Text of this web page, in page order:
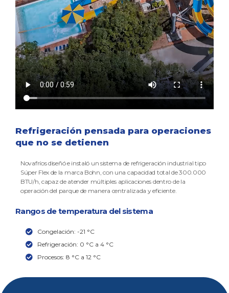
Refrigeración pensada para operaciones
que no se detienen
Novafríos diseñó e instaló un sistema de refrigeración industrial tipo
Súper Flex de la marca Bohn, con una capacidad total de 300.000
BTU/h, capaz de atender múltiples aplicaciones dentro de la
operación del parque de manera centralizada y eficiente.
Rangos de temperatura del sistema
Congelación: -21 °C
Refrigeración: 0 °C a 4 °C
Procesos: 8 °C a 12 °C